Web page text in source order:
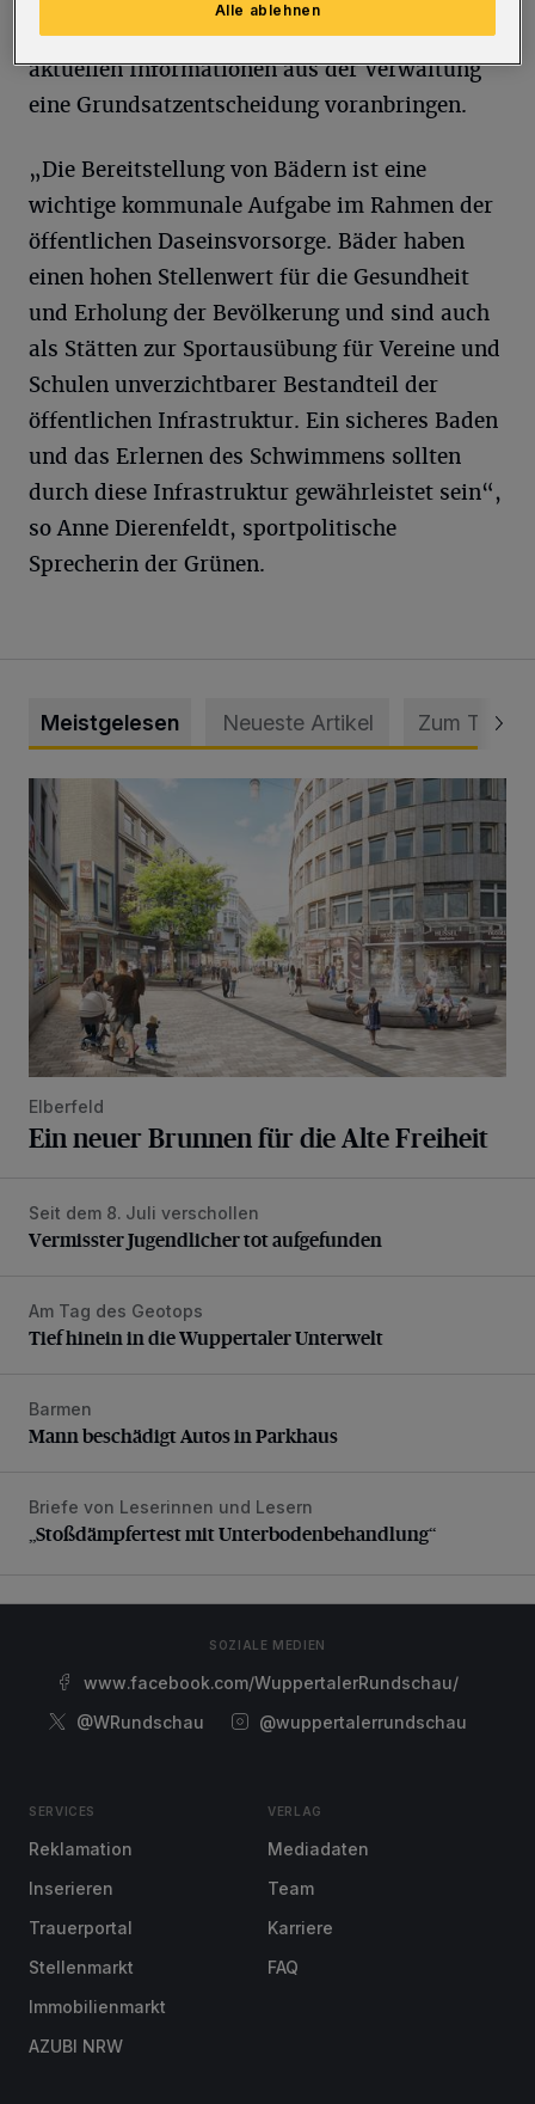
Mählersbeck und Mirke wolle man mit
aktuellen Informationen aus der Verwaltung
eine Grundsatzentscheidung voranbringen.
„Die Bereitstellung von Bädern ist eine
wichtige kommunale Aufgabe im Rahmen der
öffentlichen Daseinsvorsorge. Bäder haben
einen hohen Stellenwert für die Gesundheit
und Erholung der Bevölkerung und sind auch
als Stätten zur Sportausübung für Vereine und
Schulen unverzichtbarer Bestandteil der
öffentlichen Infrastruktur. Ein sicheres Baden
und das Erlernen des Schwimmens sollten
durch diese Infrastruktur gewährleistet sein“,
so Anne Dierenfeldt, sportpolitische
Sprecherin der Grünen.
Meistgelesen Neueste Artikel Zum Thema
Ein neuer Brunnen für die Alte Freiheit
Elberfeld
Ein neuer Brunnen für die Alte Freiheit
Vermisster Jugendlicher tot aufgefunden
Seit dem 8. Juli verschollen
Vermisster Jugendlicher tot aufgefunden
Tief hinein in die Wuppertaler Unterwelt
Am Tag des Geotops
Tief hinein in die Wuppertaler Unterwelt
Mann beschädigt Autos in Parkhaus
Barmen
Mann beschädigt Autos in Parkhaus
„Stoßdämpfertest mit Unterbodenbehandlung“
Briefe von Leserinnen und Lesern
„Stoßdämpfertest mit Unterbodenbehandlung“
SOZIALE MEDIEN
www.facebook.com/WuppertalerRundschau/
@WRundschau
@wuppertalerrundschau
SERVICES
Reklamation
Inserieren
Trauerportal
Stellenmarkt
Immobilienmarkt
AZUBI NRW
VERLAG
Mediadaten
Team
Karriere
FAQ
Alle ablehnen